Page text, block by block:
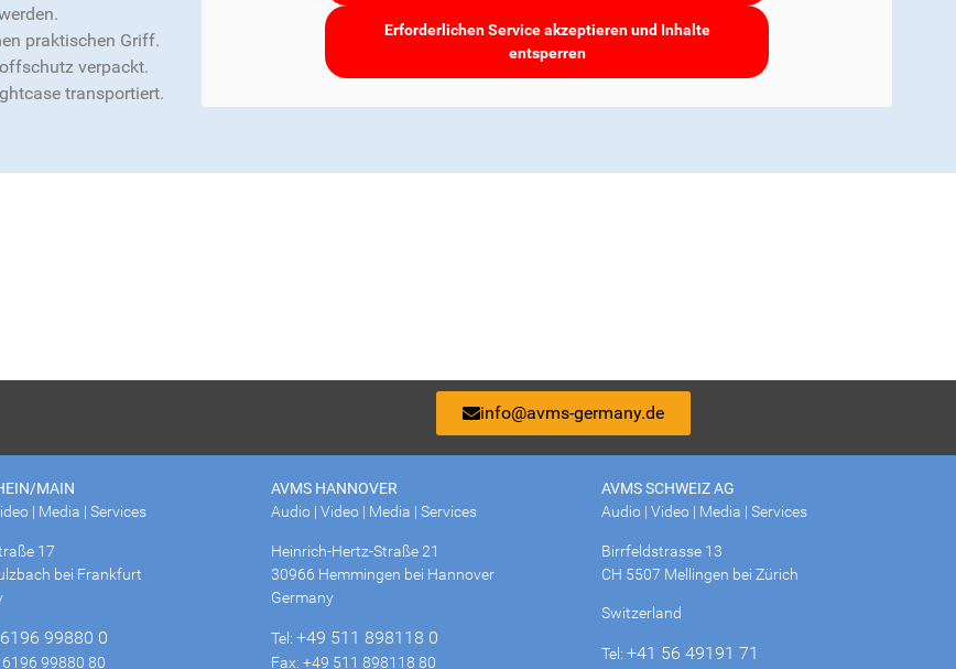
praktischen Griff.
verpackt.
transportiert.
Erforderlichen Service akzeptieren und Inhalte
entsperren
info@avms-germany.de
MAIN
| Media | Services
17
bei Frankfurt
99880 0
6196 99880 80
AVMS HANNOVER
Audio | Video | Media | Services
Heinrich-Hertz-Straße 21
30966 Hemmingen bei Hannover
Germany
Tel: +49 511 898118 0
Fax: +49 511 898118 80
AVMS SCHWEIZ AG
Audio | Video | Media | Services
Birrfeldstrasse 13
CH 5507 Mellingen bei Zürich
Switzerland
Tel: +41 56 49191 71